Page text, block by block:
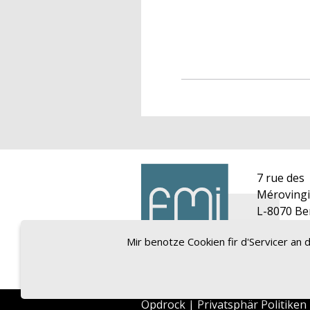
7 rue des
L-8070
24 1
Opdrock | Privatsphär Politiken
Mir benotze Cookien fir d'Servicer